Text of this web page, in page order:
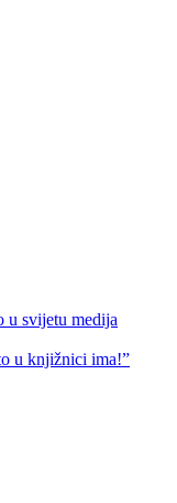
u svijetu medija
u knjižnici ima!”